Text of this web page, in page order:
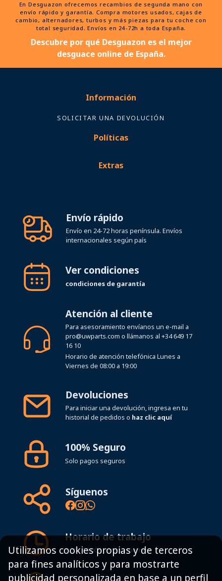
En Desguazon ofrecemos recambios de segunda mano con
envío rápido y garantía. Compra motores usados, cajas de
cambio, alternadores, turbos y más piezas para tu coche con
total seguridad. Envíos en 24-72h a toda España.
Descubre por qué Desguazon es el mejor
desguace online de España.
Información
SOLICITAR UNA DEVOLUCIÓN
Políticas
Extras
Envío rápido
Envío en 24-72 horas península. Envíos
internacionales según país
Ver condiciones
condiciones de garantía
Atención al cliente
Para asesoramiento envíanos un e-mail a
pro@uwparts.com o llámanos al +34 649 17
16 10
Horario de atención telefónica Lunes a
Viernes de 08:00 a 19:00
Devoluciones
Para iniciar una devolución, ingresa en tu
historial de pedidos o haz clic aquí
100% Seguro
Solo pagos seguros
Síguenos
Horario de trabajo
8:00 - 19:00h Lunes - Viernes
Utilizamos cookies propias y de terceros
para fines analíticos y para mostrarte
publicidad personalizada en base a un perfil